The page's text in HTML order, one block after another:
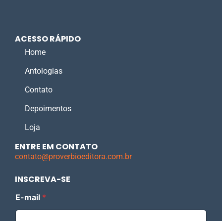
ACESSO RÁPIDO
Home
Antologias
Contato
Depoimentos
Loja
ENTRE EM CONTATO
contato@proverbioeditora.com.br
INSCREVA-SE
-
m
E-mail *